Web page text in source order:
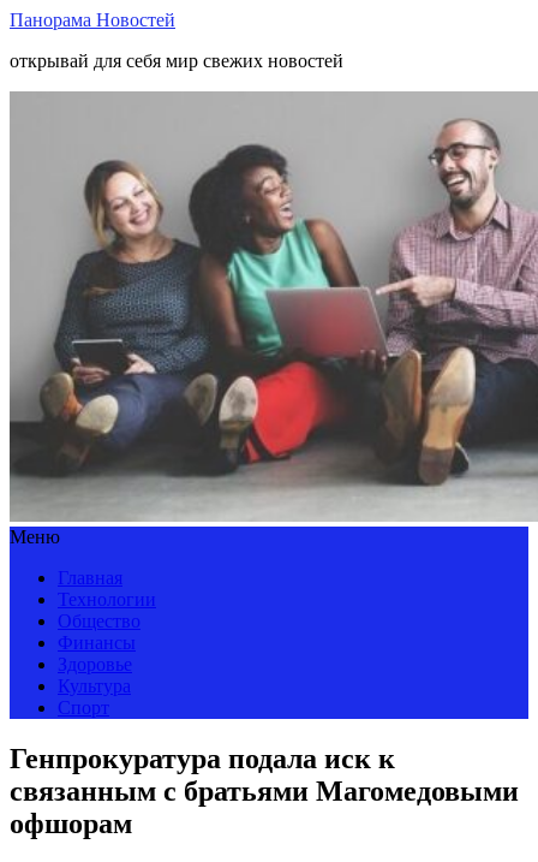
Панорама Новостей
открывай для себя мир свежих новостей
Меню
Главная
Технологии
Общество
Финансы
Здоровье
Культура
Спорт
Генпрокуратура подала иск к
связанным с братьями Магомедовыми
офшорам